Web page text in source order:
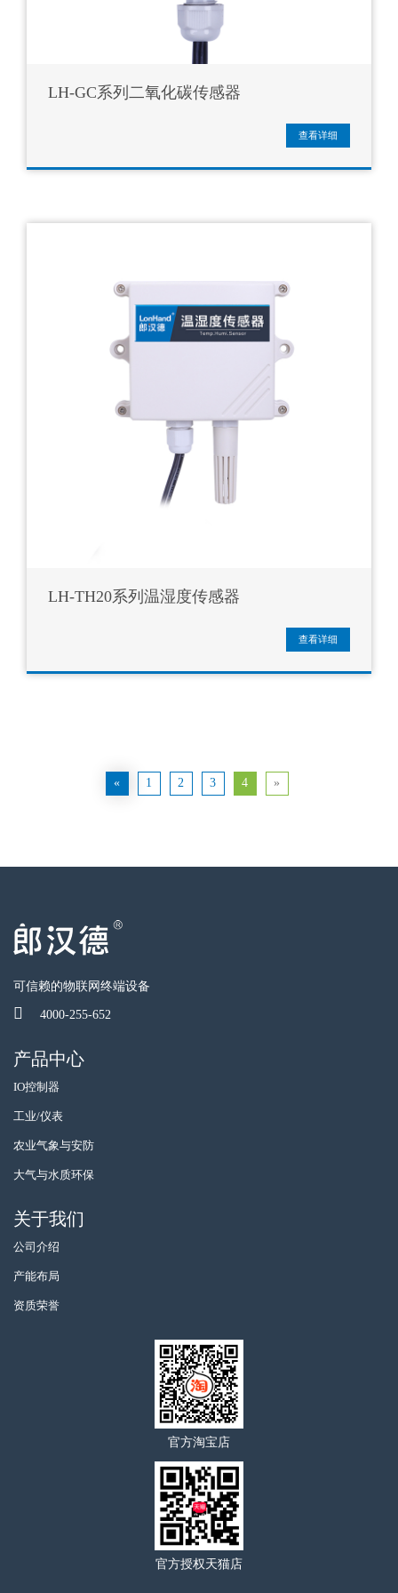
LH-GC系列二氧化碳传感器
查看详细
LH-TH20系列温湿度传感器
查看详细
« 1 2 3 4 »
可信赖的物联网终端设备
4000-255-652
产品中心
IO控制器
工业/仪表
农业气象与安防
大气与水质环保
关于我们
公司介绍
产能布局
资质荣誉
官方淘宝店
官方授权天猫店